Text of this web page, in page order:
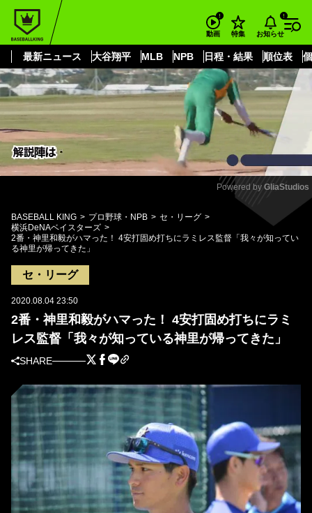
動画 特集 お知らせ
最新ニュース 大谷翔平 MLB NPB 日程・結果 順位表
もっと見る
Mute
Powered by GliaStudios
BASEBALL KING プロ野球・NPB
セ・リーグ
横浜DeNAベイスターズ
2番・神里和毅がハマった！ 4安打固め打ちにラミレス監督「我々が知ってい
る神里が帰ってきた」
セ・リーグ
2020.08.04 23:50
2番・神里和毅がハマった！ 4安打固め打ちにラミ
レス監督「我々が知っている神里が帰ってきた」
SHARE